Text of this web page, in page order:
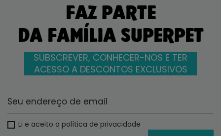
FAZ PARTE
DA FAMÍLIA SUPERPET
SUBSCREVER, CONHECER-NOS E TER
ACESSO A DESCONTOS EXCLUSIVOS
Li e aceito a política de privacidade